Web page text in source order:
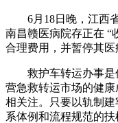
6月18日晚，江西省
南昌赣医病院存正在 “
合理费用，并暂停其医
救护车转运办事是
营急救转运市场的健
相关注。只要以轨制
系体例和流程规范的